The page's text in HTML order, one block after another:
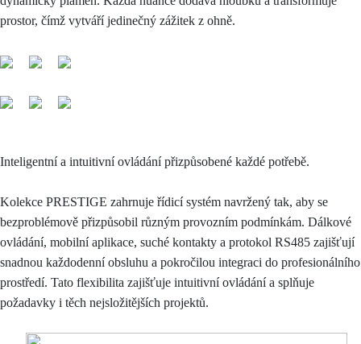
prostor, čímž vytváří jedinečný zážitek z ohně.
Inteligentní a intuitivní ovládání přizpůsobené každé potřebě.
Kolekce PRESTIGE zahrnuje řídicí systém navržený tak, aby se
bezproblémově přizpůsobil různým provozním podmínkám. Dálkové
ovládání, mobilní aplikace, suché kontakty a protokol RS485 zajišťují
snadnou každodenní obsluhu a pokročilou integraci do profesionálního
prostředí. Tato flexibilita zajišťuje intuitivní ovládání a splňuje
požadavky i těch nejsložitějších projektů.